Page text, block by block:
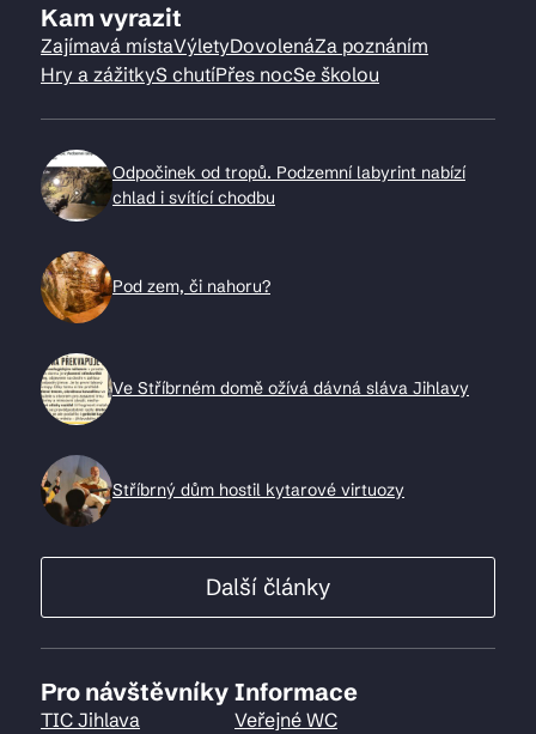
Kam vyrazit
Zajímavá místaVýletyDovolenáZa poznáním
Hry a zážitkyS chutíPřes nocSe školou
Odpočinek od tropů. Podzemní labyrint nabízí
chlad i svítící chodbu
Pod zem, či nahoru?
Ve Stříbrném domě ožívá dávná sláva Jihlavy
Stříbrný dům hostil kytarové virtuozy
Další články
Pro návštěvníky
TIC Jihlava
Informace
Veřejné WC